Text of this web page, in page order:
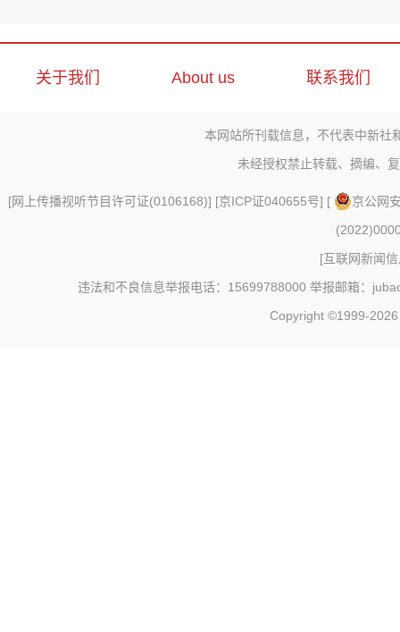
关于我们 About us 联系我们
本网站所刊载信息，不代表中新社
未经授权禁止转载、摘编、
[网上传播视听节目许可证(0106168)] [京ICP证040655号] [
京公网
[互联网新闻
违法和不良信息举报电话：15699788000 举报邮箱：
Copyright ©1999-